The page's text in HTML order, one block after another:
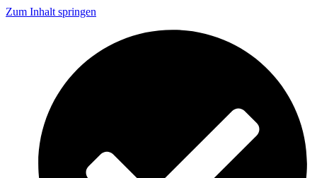
Zum Inhalt springen